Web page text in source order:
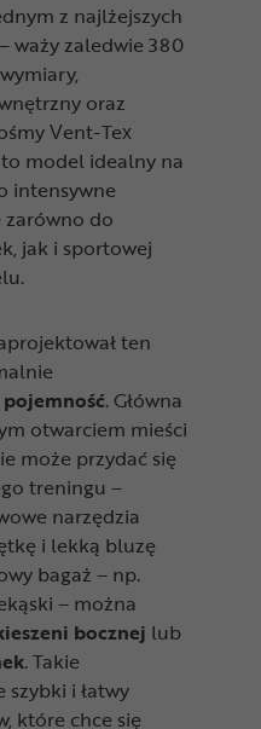
z najlżejszych
waży zaledwie 380
oraz
Vent-Tex
model idealny na
intensywne
do
jak i sportowej
ten
. Główna
otwarciem mieści
może przydać się
treningu –
narzędzia
i lekką bluzę
bagaż – np.
– można
bocznej lub
. Takie
i łatwy
które chce się